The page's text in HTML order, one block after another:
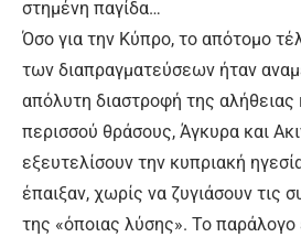
στημένη παγίδα…
Όσο για την Κύπρο, το απότομο
των διαπραγματεύσεων ήταν
απόλυτη διαστροφή της αλήθειας
περισσού θράσους, Άγκυρα και
εξευτελίσουν την κυπριακή
έπαιξαν, χωρίς να ζυγιάσουν τις
της «όποιας λύσης». Το παράλογο